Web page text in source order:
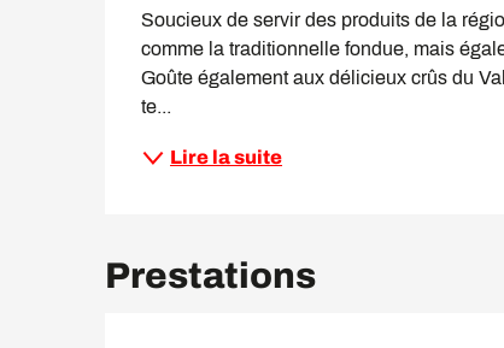
Soucieux de servir des produits de la
comme la traditionnelle fondue, mais
Goûte également aux délicieux crûs du
te...
Lire la suite
Prestations